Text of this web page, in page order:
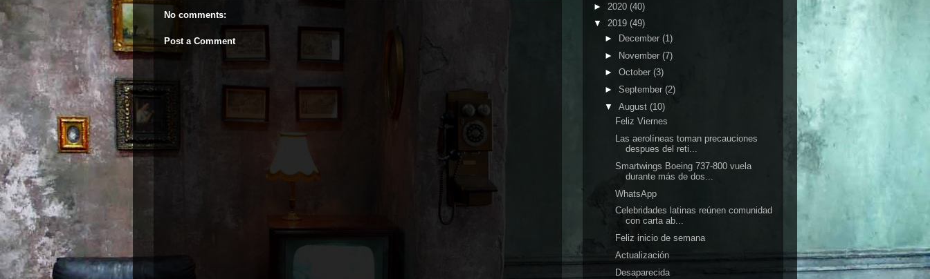
No comments:
Post a Comment
► 2020 (40)
▼ 2019 (49)
►
December (1)
► November (7)
► October (3)
► September (2)
▼ August (10)
Feliz Viernes
Las aerolíneas toman precauciones
despues del reti...
Smartwings Boeing 737-800 vuela
durante más de dos...
WhatsApp
Celebridades latinas reúnen comunidad
con carta ab...
Feliz inicio de semana
Actualización
Desaparecida